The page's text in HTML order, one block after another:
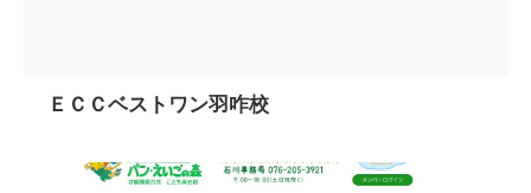
ＥＣＣベストワン羽咋校